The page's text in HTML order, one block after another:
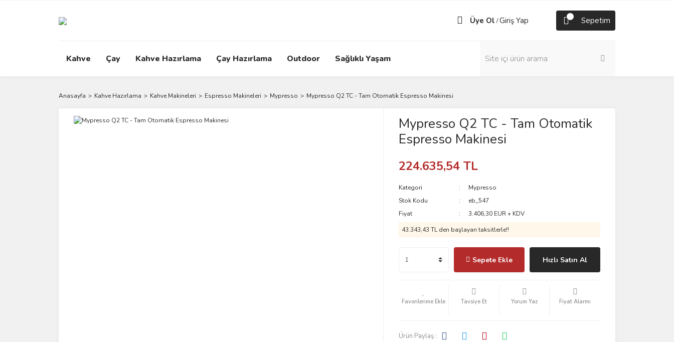
Üye Ol /Giriş Yap Sepetim
Kahve Çay Kahve Hazırlama Çay Hazırlama Outdoor Sağlıklı Yaşam
Anasayfa Kahve Hazırlama Kahve Makineleri Espresso Makineleri Mypresso Mypresso Q2 TC - Tam Otomatik Espresso Makinesi
Mypresso Q2 TC - Tam Otomatik
Espresso Makinesi
224.635,54 TL
Kategori
Mypresso
Stok Kodu
eb_547
Fiyat
3.406,30 EUR + KDV
43.343,43 TL den başlayan taksitlerle!!
Sepete Ekle Hızlı Satın Al
Tavsiye Et Yorum Yaz Fiyat Alarmı
Ürün Paylaş :